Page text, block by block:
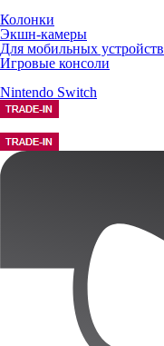
Колонки
Экшн-камеры
Для мобильных устройств
Игровые консоли
Nintendo Switch